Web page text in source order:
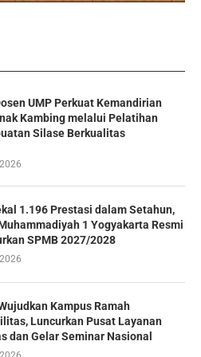
UMP Perkuat Kemandirian
Kambing melalui Pelatihan
Silase Berkualitas
1.196 Prestasi dalam Setahun,
1 Yogyakarta Resmi
SPMB 2027/2028
Kampus Ramah
Luncurkan Pusat Layanan
dan Gelar Seminar Nasional